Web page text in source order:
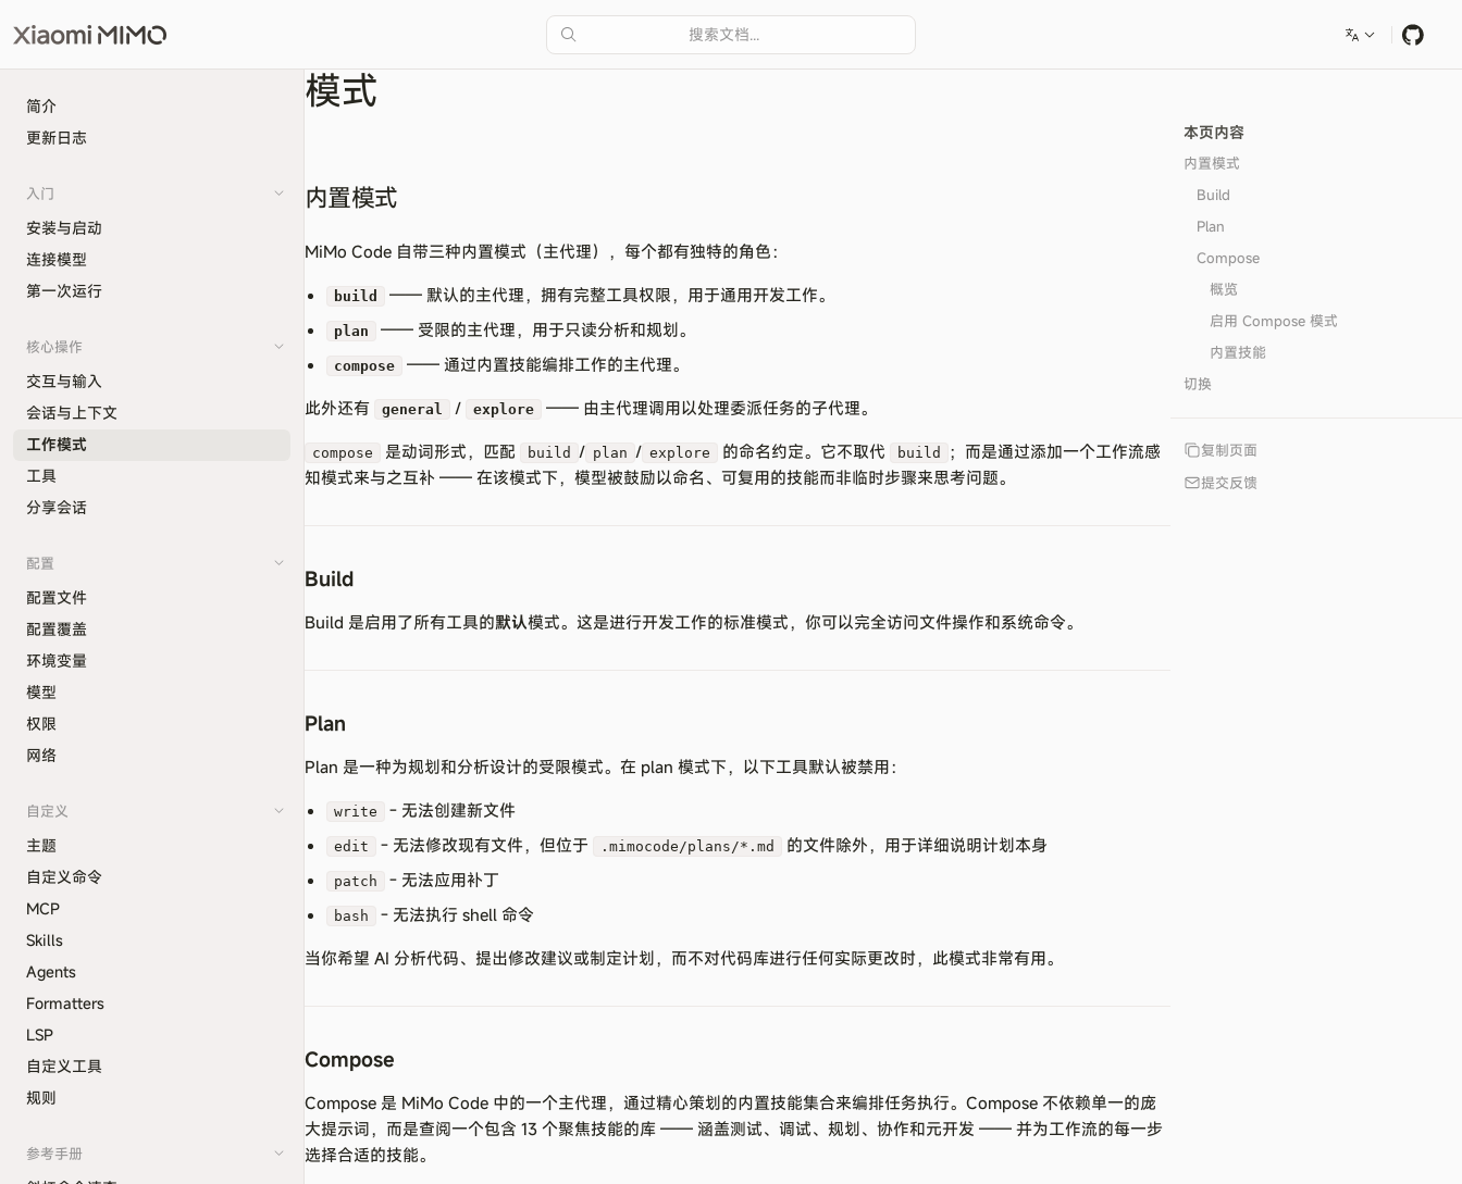
搜索文档...
简介
更新日志
入门
安装与启动
连接模型
第一次运行
核心操作
交互与输入
会话与上下文
工作模式
工具
分享会话
配置
配置文件
配置覆盖
环境变量
模型
权限
网络
自定义
主题
自定义命令
MCP
Skills
Agents
Formatters
LSP
自定义工具
规则
参考手册
模式
内置模式
MiMo Code 自带三种内置模式（主代理），每个都有独特的角色：
build —— 默认的主代理，拥有完整工具权限，用于通用开发工作。
plan —— 受限的主代理，用于只读分析和规划。
compose
—— 通过内置技能编排工作的主代理。
此外还有
general / explore —— 由主代理调用以处理委派任务的子代理。
compose 是动词形式，匹配 build / plan / explore 的命名约定。它不取代 build
；而是通过添加一个工作流感
知模式来与之互补 —— 在该模式下，模型被鼓励以命名、可复用的技能而非临时步骤来思考问题。
Build
Build 是启用了所有工具的默认模式。这是进行开发工作的标准模式，你可以完全访问文件操作和系统命令。
Plan
Plan 是一种为规划和分析设计的受限模式。在 plan 模式下，以下工具默认被禁用：
write - 无法创建新文件
edit - 无法修改现有文件，但位于 .mimocode/plans/*.md 的文件除外，用于详细说明计划本身
patch - 无法应用补丁
bash
- 无法执行 shell 命令
当你希望 AI 分析代码、提出修改建议或制定计划，而不对代码库进行任何实际更改时，此模式非常有用。
Compose
Compose 是 MiMo Code 中的一个主代理，通过精心策划的内置技能集合来编排任务执行。Compose 不依赖单一的庞
大提示词，而是查阅一个包含 13 个聚焦技能的库 —— 涵盖测试、调试、规划、协作和元开发 —— 并为工作流的每一步
选择合适的技能。
本页内容
内置模式
Build
Plan
Compose
概览
启用 Compose 模式
内置技能
切换
复制页面
提交反馈